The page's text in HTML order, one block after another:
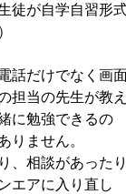
徒が自学自習形
話だけでなく画
担当の先生が教
に勉強できるの
りません。
、相談があった
エアに入り直し